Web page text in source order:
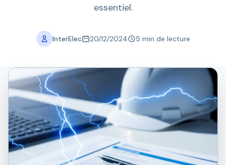
essentiel.
InterElec 20/12/2024 5 min de lecture